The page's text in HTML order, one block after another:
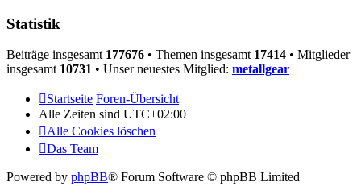
Statistik
Beiträge insgesamt 177676 • Themen insgesamt 17414 • Mitglieder
insgesamt 10731 • Unser neuestes Mitglied: metallgear
Startseite Foren-Übersicht
Alle Zeiten sind UTC+02:00
Alle Cookies löschen
Das Team
Powered by phpBB® Forum Software © phpBB Limited